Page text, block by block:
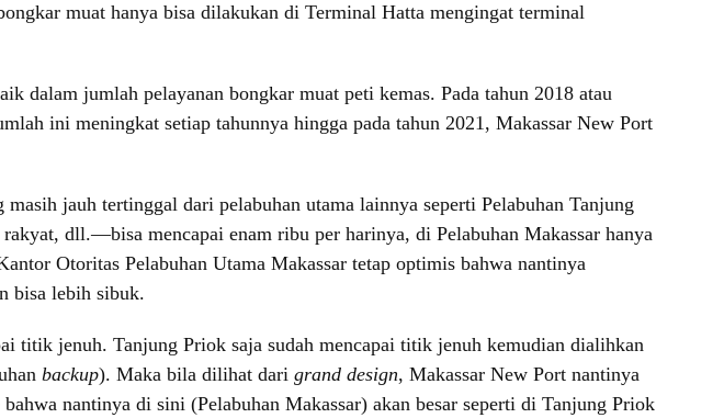
muat hanya bisa dilakukan di Terminal Hatta mengingat terminal
dalam jumlah pelayanan bongkar muat peti kemas. Pada tahun 2018 atau
ini meningkat setiap tahunnya hingga pada tahun 2021, Makassar New Port
jauh tertinggal dari pelabuhan utama lainnya seperti Pelabuhan Tanjung
dll.—bisa mencapai enam ribu per harinya, di Pelabuhan Makassar hanya
Otoritas Pelabuhan Utama Makassar tetap optimis bahwa nantinya
bisa lebih sibuk.
titik jenuh. Tanjung Priok saja sudah mencapai titik jenuh kemudian dialihkan
backup). Maka bila dilihat dari grand design, Makassar New Port nantinya
nantinya di sini (Pelabuhan Makassar) akan besar seperti di Tanjung Priok